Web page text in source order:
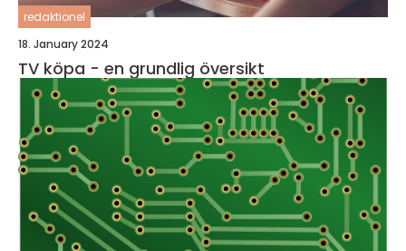
redaktionel
18. January 2024
TV köpa - en grundlig översikt